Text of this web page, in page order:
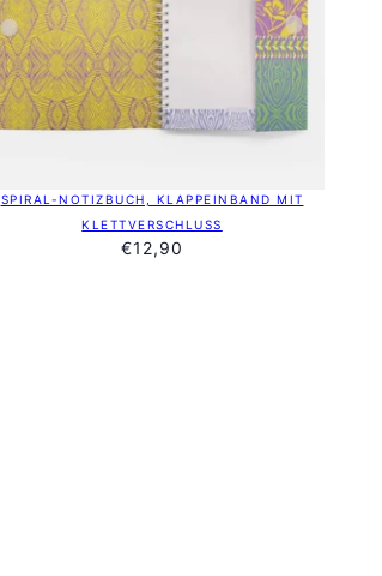
SPIRAL-NOTIZBUCH, KLAPPEINBAND MIT
KLETTVERSCHLUSS
€12,90